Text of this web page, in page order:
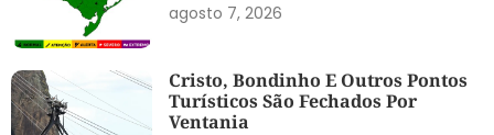
agosto 7, 2026
Cristo, Bondinho E Outros Pontos
Turísticos São Fechados Por
Ventania